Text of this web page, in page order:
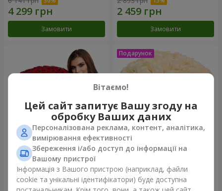
Замовити Замовити
151 червона троянда
14 289 грн
Букет "Очей чарівність"
3 499 грн
Вітаємо!
Цей сайт запитує Вашу згоду на
обробку Ваших даних
Персоналізована реклама, контент, аналітика,
вимірювання ефективності
Збереження і/або доступ до інформації на
Вашому пристрої
Інформація з Вашого пристрою (наприклад, файли
cookie та унікальні ідентифікатори) буде доступна